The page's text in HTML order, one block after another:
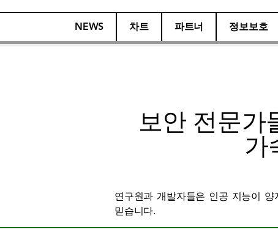
NEWS 차트 파트너 정보보호
보안 전문가
가
연구원과 개발자들은 인공 지능이
믿습니다.